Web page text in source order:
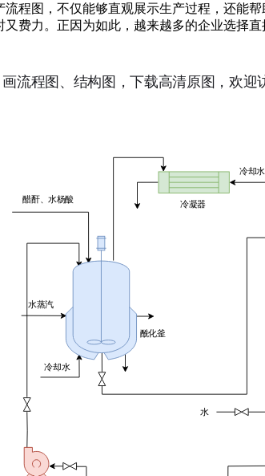
流程图，不仅能够直观展示生产过程，还能
又费力。正因为如此，越来越多的企业选择